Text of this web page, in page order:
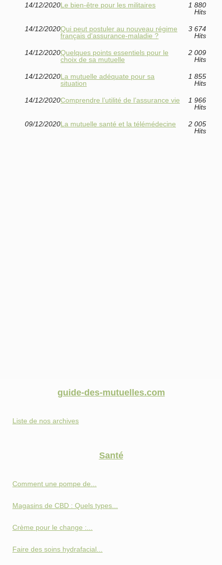
14/12/2020Le bien-être pour les militaires
1 880
Hits
14/12/2020Qui peut postuler au nouveau régime
français d'assurance-maladie ?
3 674
Hits
14/12/2020Quelques points essentiels pour le
choix de sa mutuelle
2 009
Hits
14/12/2020La mutuelle adéquate pour sa
situation
1 855
Hits
14/12/2020Comprendre l’utilité de l’assurance vie
1 966
Hits
09/12/2020La mutuelle santé et la télémédecine
2 005
Hits
guide-des-mutuelles.com
Liste de nos archives
Santé
Comment une pompe de...
Magasins de CBD : Quels types...
Crème pour le change :...
Faire des soins hydrafacial...